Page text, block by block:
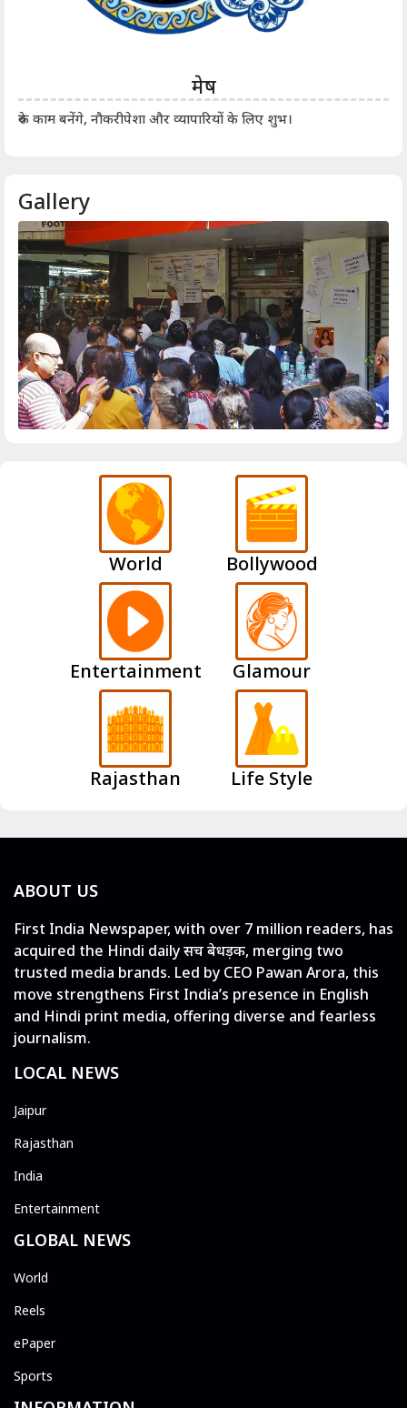
मेष
रुके काम बनेंगे, नौकरीपेशा और व्यापारियों के लिए शुभ।
Gallery
World Bollywood
Entertainment Glamour
Rajasthan Life Style
ABOUT US
First India Newspaper, with over 7 million readers, has
acquired the Hindi daily सच बेधड़क, merging two
trusted media brands. Led by CEO Pawan Arora, this
move strengthens First India’s presence in English
and Hindi print media, offering diverse and fearless
journalism.
LOCAL NEWS
Jaipur
Rajasthan
India
Entertainment
GLOBAL NEWS
World
Reels
ePaper
Sports